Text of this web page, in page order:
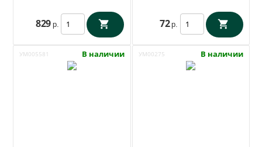
829 р. 72 р.
УМ005581 В наличии УМ00275 В наличии